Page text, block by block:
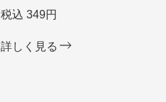
税込 349円
詳しく見る